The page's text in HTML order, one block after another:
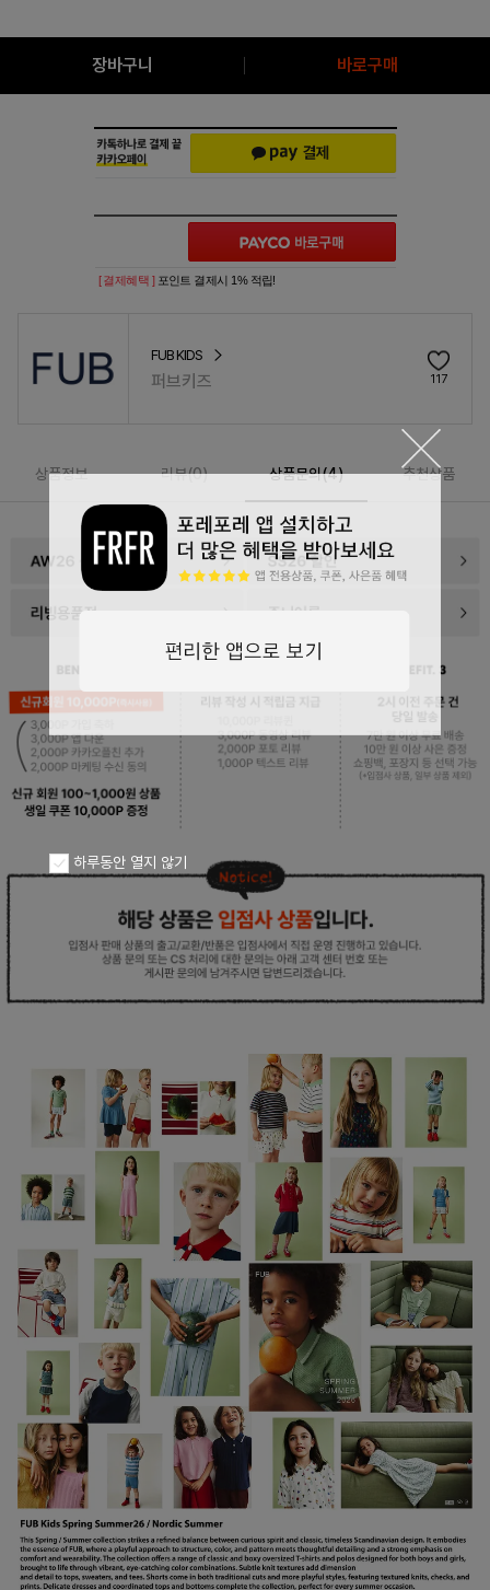
장바구니 바로구매
페이코 ID로
PAYCO 바로구
[ 결제혜택 ] 포인트 결제시 1% 적립!
FUB KIDS
퍼브키즈 117
상품정보 리뷰(0) 상품문의(4) 추천상품
하루동안 열지 않기